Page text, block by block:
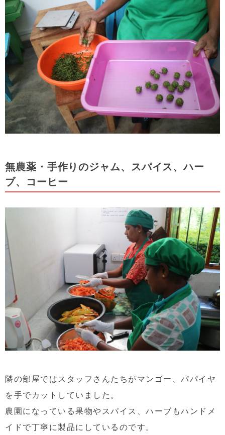
無農薬・手作りのジャム、スパイス、ハー
ブ、コーヒー
隣の部屋ではスタッフさんたちがマンゴー、パパイヤ
を手でカットしていました。
農園になっている果物やスパイス、ハーブもハンドメ
イドで丁寧に製品にしているのです。